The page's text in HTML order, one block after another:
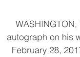
autograph on his
February 28,